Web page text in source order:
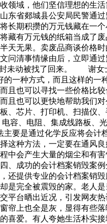
域，他们坚信理想的生
东省郯城县公安局民警
长期积攒的万元钱藏在一
藏有万元钱的纸箱当成
天无果。卖废品商谈价格
清事情缘由后，立即通
封未动被找了回来。 谢
一种方式，而且这样的
且也可以寻找一些价格比
且也可以更快地帮助我们
、芯片、打印机、扫描仪
容、电阻、集成线路板
要是通过化学反应将会
种方法，一定要在通风
中会产生大量的烟尘和有
、成功的会计档案销毁案
提供专业的会计档案销
是完全被震毁的家。老人
交平台晒出近况，引发
帘上也全是灰，显得有些
有人夸她生活朴实接